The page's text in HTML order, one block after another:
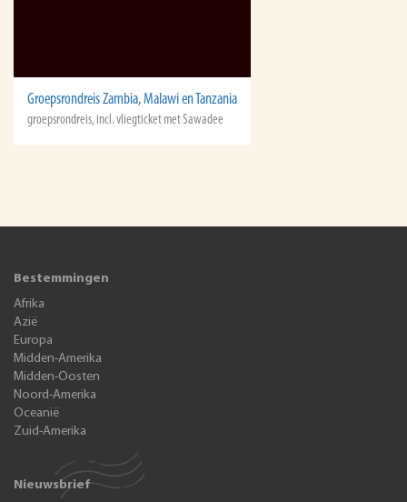
Groepsrondreis Zambia, Malawi en Tanzania
groepsrondreis, incl. vliegticket met Sawadee
Bestemmingen
Afrika
Azië
Europa
Midden-Amerika
Midden-Oosten
Noord-Amerika
Oceanië
Zuid-Amerika
Nieuwsbrief